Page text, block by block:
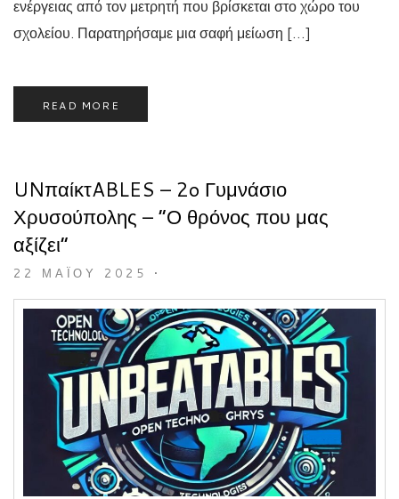
ενέργειας από τον μετρητή που βρίσκεται στο χώρο του
σχολείου. Παρατηρήσαμε μια σαφή μείωση […]
READ MORE
UNπαίκτABLES – 2o Γυμνάσιο
Χρυσούπολης – “Ο θρόνος που μας
αξίζει”
22 ΜΑΪ́ΟΥ 2025 •